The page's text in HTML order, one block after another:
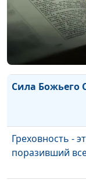
реальность
В здоровом
Сила Божьего
Греховность -
поразивший